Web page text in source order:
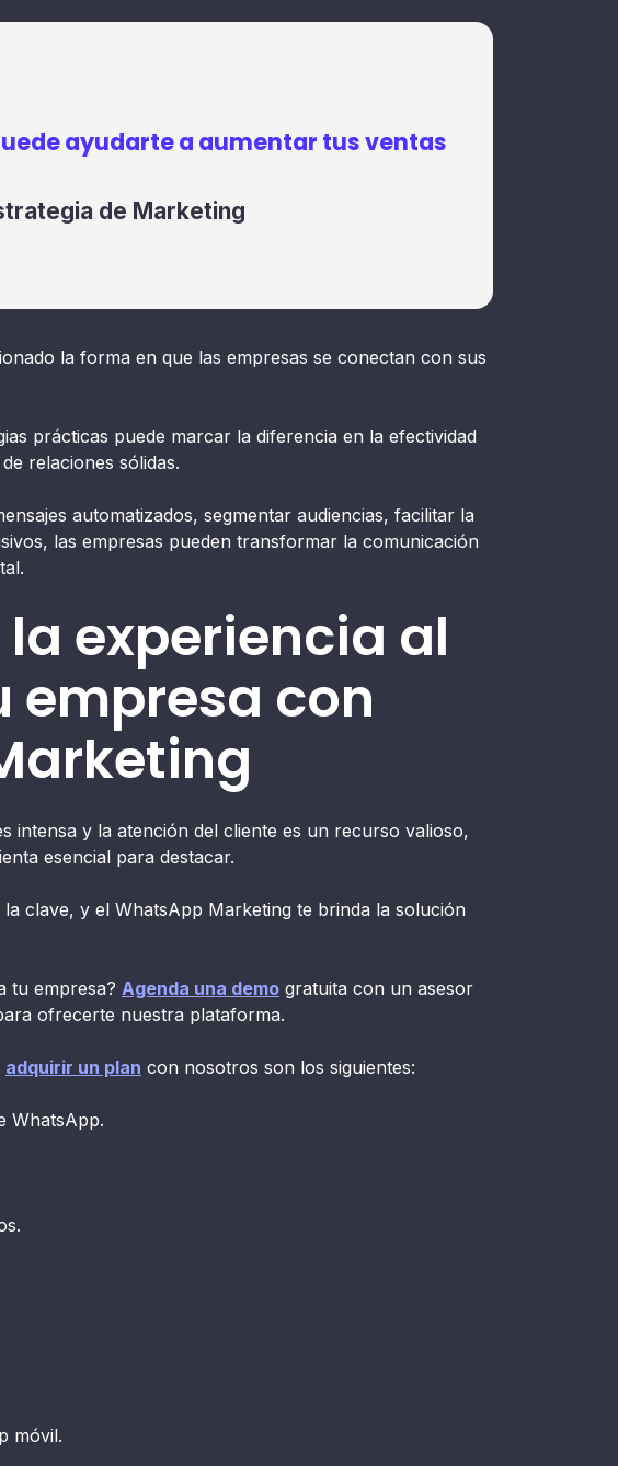
ayudarte a aumentar tus ventas
de Marketing
la forma en que las empresas se conectan con sus
prácticas puede marcar la diferencia en la efectividad
relaciones sólidas.
automatizados, segmentar audiencias, facilitar la
las empresas pueden transformar la comunicación
experiencia al
empresa con
intensa y la atención del cliente es un recurso valioso,
esencial para destacar.
clave, y el WhatsApp Marketing te brinda la solución
tu empresa? Agenda una demo gratuita con un asesor
ofrecerte nuestra plataforma.
adquirir un plan con nosotros son los siguientes:
WhatsApp.
móvil.